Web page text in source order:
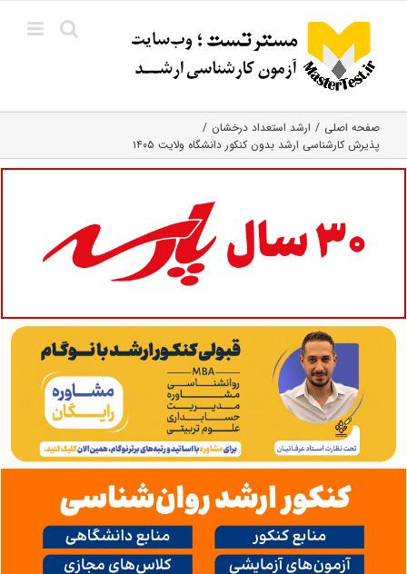
content
صفحه اصلی
ارشد استعداد درخشان
پذیرش کارشناسی ارشد بدون کنکور دانشگاه ولایت ۱۴۰۵